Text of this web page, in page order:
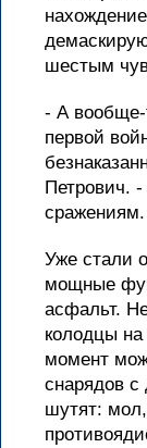
шестым
- А вообще-
первой
Петрович.
сражениям.
Уже стали
мощные
асфальт.
колодцы на
момент
снарядов с
шутят: мол,